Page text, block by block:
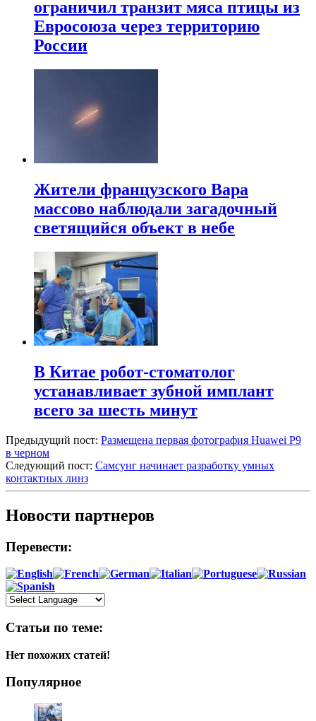
ограничил транзит мяса птицы из
Евросоюза через территорию
России
Жители французского Вара
массово наблюдали загадочный
светящийся объект в небе
В Китае робот-стоматолог
устанавливает зубной имплант
всего за шесть минут
Предыдущий пост: Размещена первая фотография Huawei P9
в черном
Следующий пост: Самсунг начинает разработку умных
контактных линз
Новости партнеров
Перевести:
Статьи по теме:
Нет похожих статей!
Популярное